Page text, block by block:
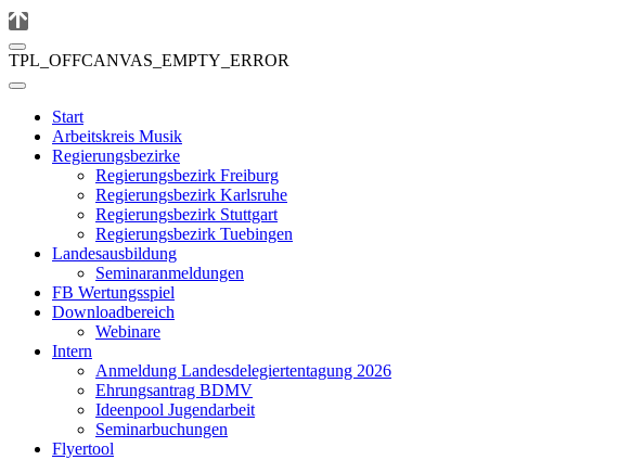
TPL_OFFCANVAS_EMPTY_ERROR
Start
Arbeitskreis Musik
Regierungsbezirke
Regierungsbezirk Freiburg
Regierungsbezirk Karlsruhe
Regierungsbezirk Stuttgart
Regierungsbezirk Tuebingen
Landesausbildung
Seminaranmeldungen
FB Wertungsspiel
Downloadbereich
Webinare
Intern
Anmeldung Landesdelegiertentagung 2026
Ehrungsantrag BDMV
Ideenpool Jugendarbeit
Seminarbuchungen
Flyertool